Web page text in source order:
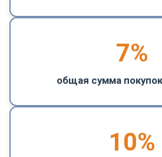
7%
общая сумма
10%